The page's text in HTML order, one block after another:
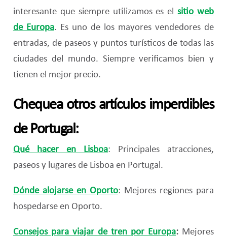
interesante que siempre utilizamos es elsitio web
de Europa. Es uno de los mayores vendedores de
entradas, de paseos y puntos turísticos de todas las
ciudades del mundo. Siempre verificamos bien y
tienen el mejor precio.
Chequea otros artículos imperdibles
de Portugal:
Qué hacer en Lisboa: Principales atracciones,
paseos y lugares de Lisboa en Portugal.
Dónde alojarse en Oporto: Mejores regiones para
hospedarse en Oporto.
Consejos para viajar de tren por Europa: Mejores